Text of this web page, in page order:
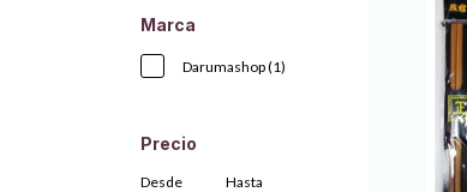
Marca
Darumashop (1)
Precio
Desde Hasta